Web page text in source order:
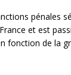
pénales
et est
fonction de la